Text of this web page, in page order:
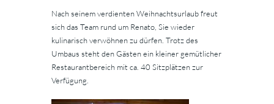
Nach seinem verdienten Weihnachtsurlaub freut
sich das Team rund um Renato, Sie wieder
kulinarisch verwöhnen zu dürfen. Trotz des
Umbaus steht den Gästen ein kleiner gemütlicher
Restaurantbereich mit ca. 40 Sitzplätzen zur
Verfügung.